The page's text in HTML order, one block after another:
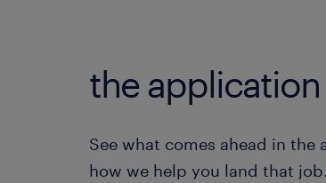
the
See what comes ahead in
how we help you land that job.